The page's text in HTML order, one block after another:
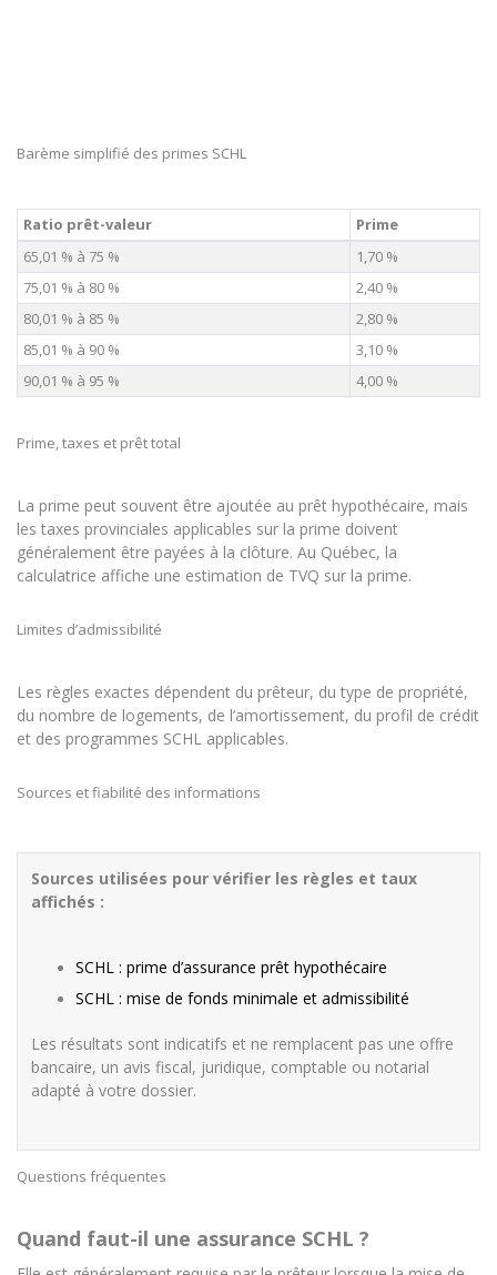
Barème simplifié des primes SCHL
Ratio prêt-valeur
Prime
65,01 % à 75 %
1,70 %
75,01 % à 80 %
2,40 %
80,01 % à 85 %
2,80 %
85,01 % à 90 %
3,10 %
90,01 % à 95 %
4,00 %
Prime, taxes et prêt total
La prime peut souvent être ajoutée au prêt hypothécaire, mais
les taxes provinciales applicables sur la prime doivent
généralement être payées à la clôture. Au Québec, la
calculatrice affiche une estimation de TVQ sur la prime.
Limites d’admissibilité
Les règles exactes dépendent du prêteur, du type de propriété,
du nombre de logements, de l’amortissement, du profil de crédit
et des programmes SCHL applicables.
Sources et fiabilité des informations
Sources utilisées pour vérifier les règles et taux
affichés :
SCHL : prime d’assurance prêt hypothécaire
SCHL : mise de fonds minimale et admissibilité
Les résultats sont indicatifs et ne remplacent pas une offre
bancaire, un avis fiscal, juridique, comptable ou notarial
adapté à votre dossier.
Questions fréquentes
Quand faut-il une assurance SCHL ?